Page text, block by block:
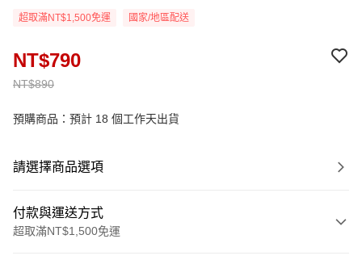
超取滿NT$1,500免運 國家/地區配送
NT$890
NT$790
預購商品：預計 18 個工作天出貨
請選擇商品選項
付款與運送方式
超取滿NT$1,500免運